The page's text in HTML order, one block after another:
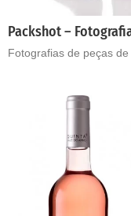
Packshot –
Fotografias de peças